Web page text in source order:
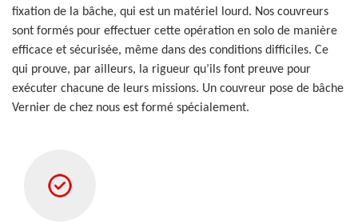
fixation de la bâche, qui est un matériel lourd. Nos couvreurs
sont formés pour effectuer cette opération en solo de manière
efficace et sécurisée, même dans des conditions difficiles. Ce
qui prouve, par ailleurs, la rigueur qu’ils font preuve pour
exécuter chacune de leurs missions. Un couvreur pose de bâche
Vernier de chez nous est formé spécialement.